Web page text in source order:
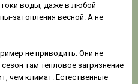
воды, даже в любой
затопления весной. А не
не приводить. Они не
там тепловое загрязнение
чем климат. Естественные